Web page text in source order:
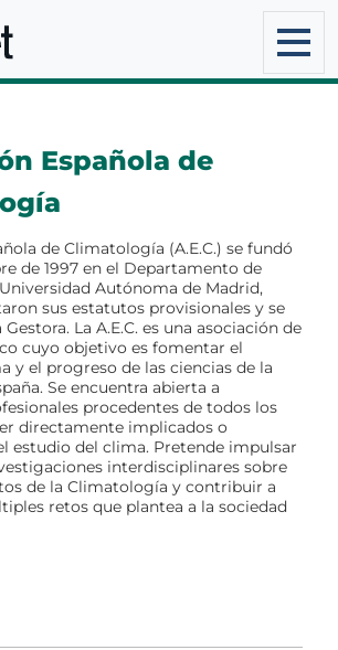
Española de
de Climatología (A.E.C.) se fundó
de 1997 en el Departamento de
Autónoma de Madrid,
sus estatutos provisionales y se
La A.E.C. es una asociación de
cuyo objetivo es fomentar el
y el progreso de las ciencias de la
Se encuentra abierta a
procedentes de todos los
directamente implicados o
estudio del clima. Pretende impulsar
interdisciplinares sobre
de la Climatología y contribuir a
retos que plantea a la sociedad